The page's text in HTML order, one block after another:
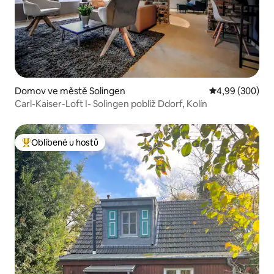
Domov ve městě Solingen Průměrné
4,99 (300)
Carl-Kaiser-Loft I- Solingen poblíž Ddorf, Kolín
Nejlepší v kategorii Oblíbené u hostů
Oblíbené u hostů